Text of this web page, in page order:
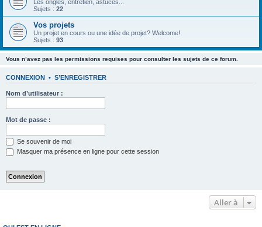
Les ongles, entretien, astuces...
Sujets : 22
Vos projets
Un projet en cours ou une idée de projet? Welcome!
Sujets : 93
Vous n’avez pas les permissions requises pour consulter les sujets de ce forum.
CONNEXION • S’ENREGISTRER
Nom d’utilisateur :
Mot de passe :
Se souvenir de moi
Masquer ma présence en ligne pour cette session
Aller à